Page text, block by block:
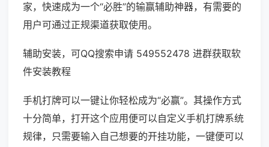
家，快速成为一个“必胜”的输赢辅助神器，有需要的
用户可通过正规渠道获取使用。
辅助安装，可QQ搜索申请 549552478 进群获取软
件安装教程
手机打牌可以一键让你轻松成为“必赢”。其操作方式
十分简单，打开这个应用便可以自定义手机打牌系统
规律，只需要输入自己想要的开挂功能，一键便可以